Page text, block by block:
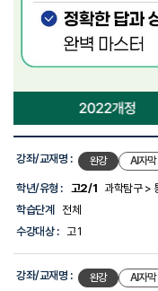
좌
록
선
생
강
좌/
강좌/교재명 : 완강 AI자막
학년/유형 : 고2/1 과학탐구 >
학습단계
전체
수강대상 :
고1
강좌/교재명 : 완강 AI자막